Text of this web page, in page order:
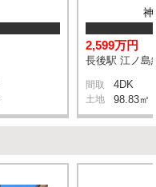
神
2,599万円
長後駅 江ノ島
間取 4DK
土地 98.83㎡